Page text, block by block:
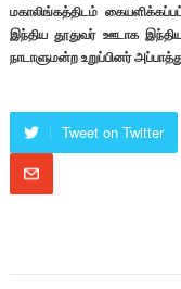
மகாலிங்கத்திடம்
இந்திய தூதுவர் ஊடாக
நாடாளுமன்ற உறுப்பினர்
Tweet on Twitter